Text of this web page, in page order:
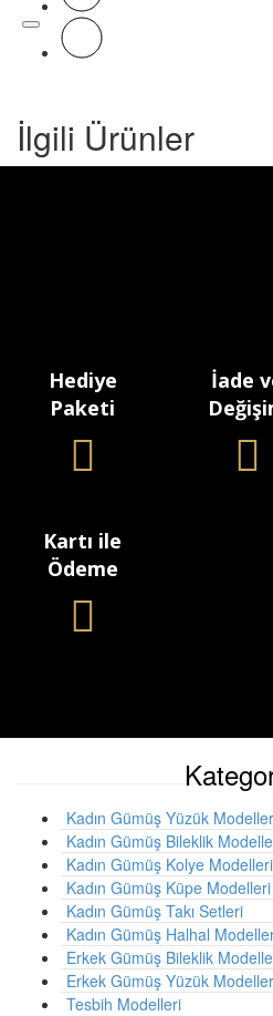
İlgili Ürünler
Hediye
Paketi
İade
Kartı ile
Ödeme
Kadın Gümüş Yüzük
Kadın Gümüş Bileklik
Kadın Gümüş Kolye Modelleri
Kadın Gümüş Küpe Modelleri
Kadın Gümüş Takı Setleri
Kadın Gümüş Halhal
Erkek Gümüş Bileklik
Erkek Gümüş Yüzük
Tesbih Modelleri